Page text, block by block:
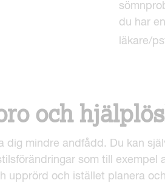
du har
läkare/
och
dig mindre andfådd. Du kan
som till exempel
upprörd och istället planera